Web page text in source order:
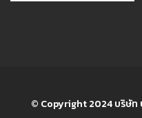
© Copyright 2024 บริษัท